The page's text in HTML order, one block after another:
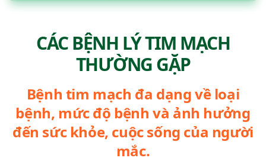
CÁC BỆNH LÝ TIM MẠCH
THƯỜNG GẶP
Bệnh tim mạch đa dạng về loại
bệnh, mức độ bệnh và ảnh hưởng
đến sức khỏe, cuộc sống của người
mắc.